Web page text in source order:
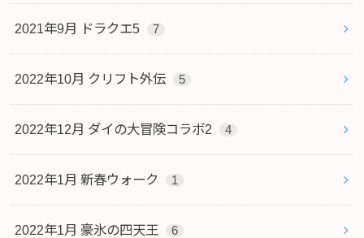
2021年9月 ドラクエ5 7
2022年10月 クリフト外伝 5
2022年12月 ダイの大冒険コラボ2 4
2022年1月 新春ウォーク 1
2022年1月 豪氷の四天王 6